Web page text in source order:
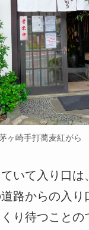
ヶ崎手打蕎麦紅がら
いて入り口は
路からの入り
り待つことの